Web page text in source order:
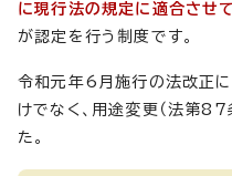
に現行法の規定に適合させ
が認定を行う制度です。
令和元年6月施行の法改正に
けでなく、用途変更（法第
た。